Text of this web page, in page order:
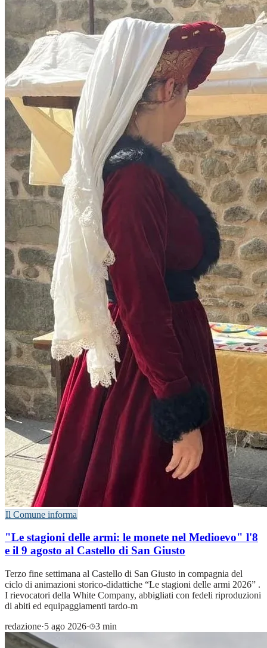
Il Comune informa
"Le stagioni delle armi: le monete nel Medioevo" l'8
e il 9 agosto al Castello di San Giusto
Terzo fine settimana al Castello di San Giusto in compagnia del
ciclo di animazioni storico-didattiche “Le stagioni delle armi 2026” .
I rievocatori della White Company, abbigliati con fedeli riproduzioni
di abiti ed equipaggiamenti tardo-m
redazione·5 ago 2026· 3 min